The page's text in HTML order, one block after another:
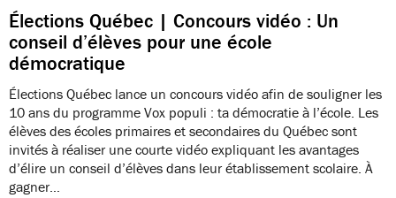
Élections Québec | Concours vidéo : Un
conseil d’élèves pour une école
démocratique
Élections Québec lance un concours vidéo afin de souligner les
10 ans du programme Vox populi : ta démocratie à l’école. Les
élèves des écoles primaires et secondaires du Québec sont
invités à réaliser une courte vidéo expliquant les avantages
d’élire un conseil d’élèves dans leur établissement scolaire. À
gagner…